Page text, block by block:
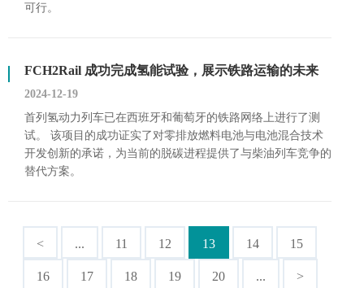
可行。
FCH2Rail 成功完成氢能试验，展示铁路运输的未来
2024-12-19
首列氢动力列车已在西班牙和葡萄牙的铁路网络上进行了测
试。 该项目的成功证实了对零排放燃料电池与电池混合技术
开发创新的承诺，为当前的脱碳进程提供了与柴油列车竞争的
替代方案。
< ... 11 12 13 14 15
16 17 18 19 20 ... >